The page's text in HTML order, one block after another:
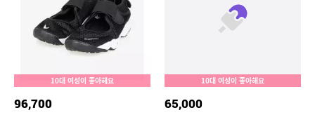
10대 여성이 좋아해요
96,700
10대 여성이 좋아해요
65,000